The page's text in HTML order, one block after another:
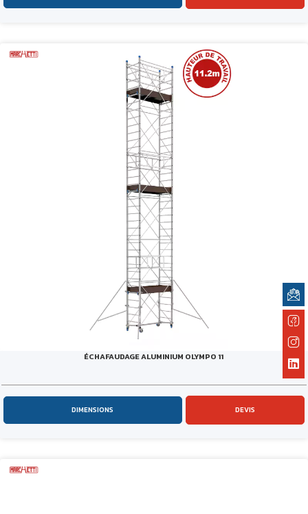
ÉCHAFAUDAGE ALUMINIUM OLYMPO 11
DIMENSIONS DEVIS